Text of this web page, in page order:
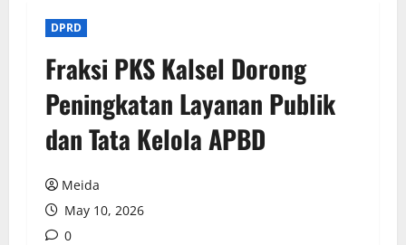
DPRD
Fraksi PKS Kalsel Dorong
Peningkatan Layanan Publik
dan Tata Kelola APBD
Meida
May 10, 2026
0